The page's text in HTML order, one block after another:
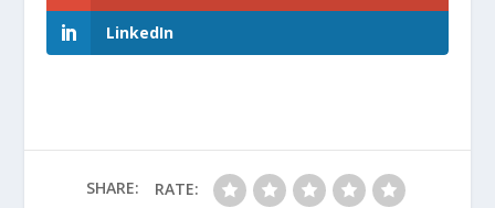
LinkedIn
SHARE: RATE: